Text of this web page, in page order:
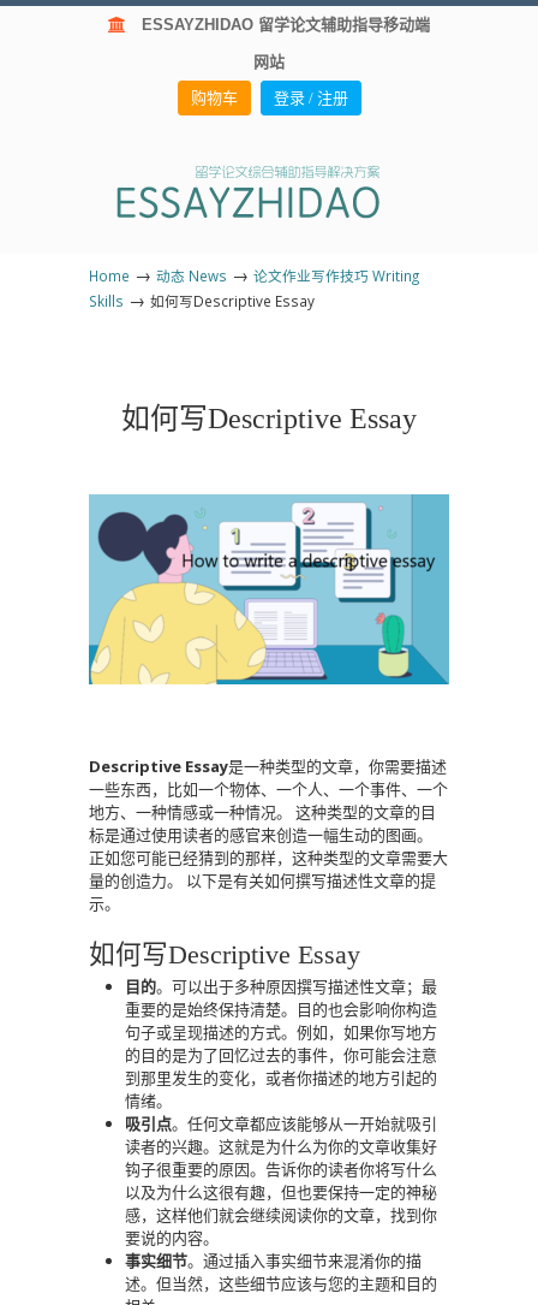
ESSAYZHIDAO 留学论文辅助指导移动端
网站
购物车 登录 / 注册
Home → 动态 News → 论文作业写作技巧 Writing
Skills → 如何写Descriptive Essay
如何写Descriptive Essay
Descriptive Essay是一种类型的文章，你需要描述
一些东西，比如一个物体、一个人、一个事件、一个
地方、一种情感或一种情况。
这种类型的文章的目
标是通过使用读者的感官来创造一幅生动的图画。
正如您可能已经猜到的那样，这种类型的文章需要大
量的创造力。
以下是有关如何撰写描述性文章的提
示。
如何写Descriptive Essay
目的。可以出于多种原因撰写描述性文章；最
重要的是始终保持清楚。目的也会影响你构造
句子或呈现描述的方式。例如，如果你写地方
的目的是为了回忆过去的事件，你可能会注意
到那里发生的变化，或者你描述的地方引起的
情绪。
吸引点。任何文章都应该能够从一开始就吸引
读者的兴趣。这就是为什么为你的文章收集好
钩子很重要的原因。告诉你的读者你将写什么
以及为什么这很有趣，但也要保持一定的神秘
感，这样他们就会继续阅读你的文章，找到你
要说的内容。
事实细节。通过插入事实细节来混淆你的描
述。但当然，这些细节应该与您的主题和目的